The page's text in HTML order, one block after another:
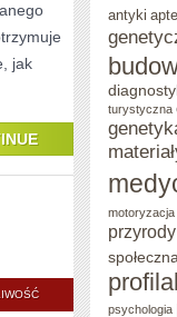
jak
antyki
turystyczna
przyrody
społeczna
psychologia